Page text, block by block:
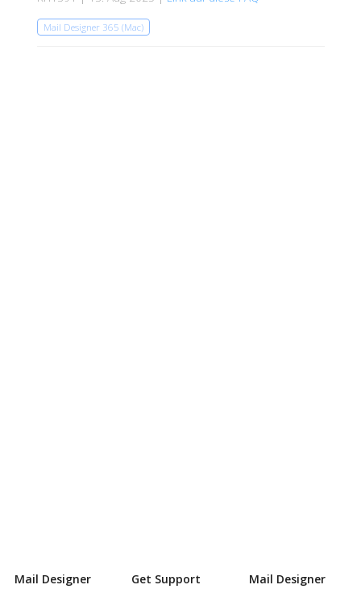
Mail Designer 365 (Mac)
Mail Designer
Get Support
Mail Designer